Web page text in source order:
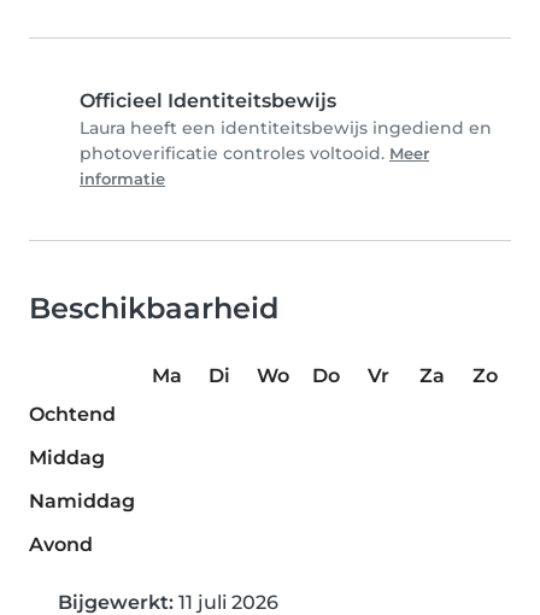
Officieel Identiteitsbewijs
Laura heeft een identiteitsbewijs ingediend en
photoverificatie controles voltooid. Meer
informatie
Beschikbaarheid
Ma Di Wo Do Vr Za
Zo
Ochtend
Middag
Namiddag
Avond
Bijgewerkt: 11 juli 2026